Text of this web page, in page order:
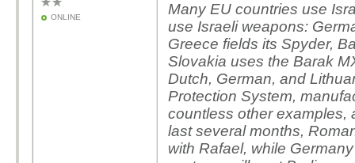
ONLINE
Many EU countries use
use Israeli weapons:
Greece fields its Spyder,
Slovakia uses the Barak
Dutch, German, and
Protection System,
countless other examples,
last several months,
with Rafael, while